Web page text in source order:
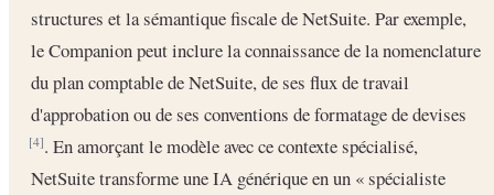
structures et la sémantique fiscale de NetSuite. Par exemple,
le Companion peut inclure la connaissance de la nomenclature
du plan comptable de NetSuite, de ses flux de travail
d'approbation ou de ses conventions de formatage de devises
[4]. En amorçant le modèle avec ce contexte spécialisé,
NetSuite transforme une IA générique en un « spécialiste